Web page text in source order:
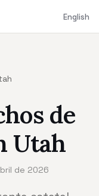
English
de
Utah
de 2026